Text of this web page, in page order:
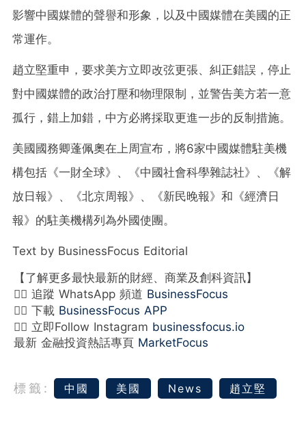
影響中國媒體的聲譽和形象，以及中國媒體在美國的正
常運作。
趙立堅重申，要求美方立即改弦更張、糾正錯誤，停止
對中國媒體的政治打壓和物理限制，並警告美方若一意
孤行，錯上加錯，中方必將採取更進一步的反制措施。
美國國務卿蓬佩奧在上周宣布，將6家中國媒體駐美機
構包括《一財全球》、《中國社會科學雜誌社》、《解
放日報》、《北京周報》、《新民晚報》和《經濟日
報》的駐美機構列為外國使團。
Text by BusinessFocus Editorial
【了解更多最快最新的財經、商業及創科資訊】
👉🏻 追蹤 WhatsApp 頻道 BusinessFocus
👉🏻 下載 BusinessFocus APP
👉🏻 立即Follow Instagram businessfocus.io
最新 金融投資熱話專頁 MarketFocus
標籤: 中國 美國 News 趙立堅